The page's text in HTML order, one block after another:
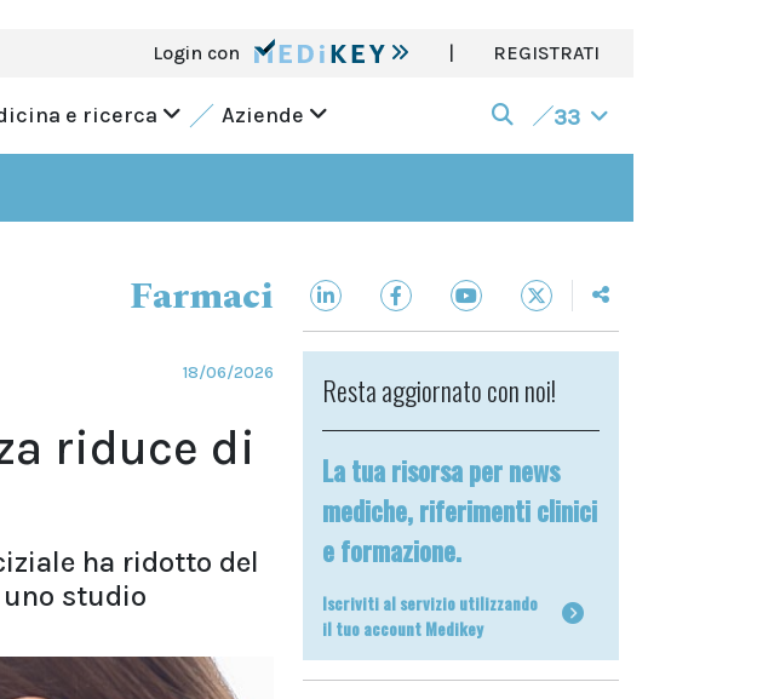
Login con | REGISTRATI
e ricerca Aziende 33
Farmaci
18/06/2026
riduce di
ha ridotto del
studio
Resta aggiornato con noi!
La tua risorsa per news
mediche, riferimenti clinici
e formazione.
Iscriviti al servizio utilizzando
il tuo account Medikey